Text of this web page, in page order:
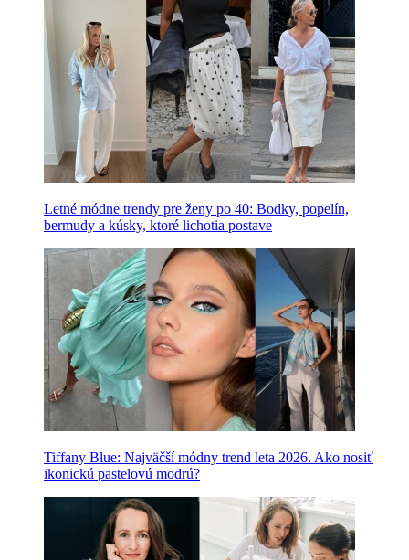
Letné módne trendy pre ženy po 40: Bodky, popelín,
bermudy a kúsky, ktoré lichotia postave
Tiffany Blue: Najväčší módny trend leta 2026. Ako nosiť
ikonickú pastelovú modrú?